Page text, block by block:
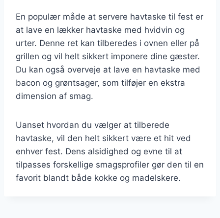
En populær måde at servere havtaske til fest er
at lave en lækker havtaske med hvidvin og
urter. Denne ret kan tilberedes i ovnen eller på
grillen og vil helt sikkert imponere dine gæster.
Du kan også overveje at lave en havtaske med
bacon og grøntsager, som tilføjer en ekstra
dimension af smag.
Uanset hvordan du vælger at tilberede
havtaske, vil den helt sikkert være et hit ved
enhver fest. Dens alsidighed og evne til at
tilpasses forskellige smagsprofiler gør den til en
favorit blandt både kokke og madelskere.